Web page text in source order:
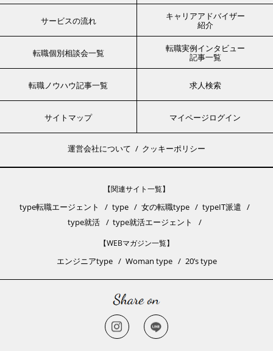
サービスの流れ
キャリアアドバイザー
紹介
転職個別相談会一覧
転職実例インタビュー
記事一覧
転職ノウハウ記事一覧 求人検索
サイトマップ マイページログイン
運営会社について クッキーポリシー
【関連サイト一覧】
type転職エージェント type 女の転職type
typeIT派遣
type就活
type就活エージェント
【WEBマガジン一覧】
エンジニアtype Woman type 20’s type